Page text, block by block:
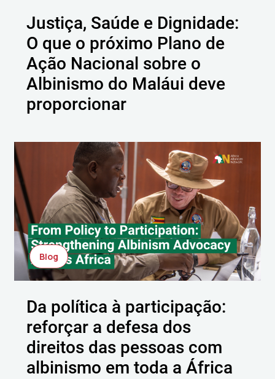
Justiça, Saúde e Dignidade:
O que o próximo Plano de
Ação Nacional sobre o
Albinismo do Maláui deve
proporcionar
Blog
Da política à participação:
reforçar a defesa dos
direitos das pessoas com
albinismo em toda a África